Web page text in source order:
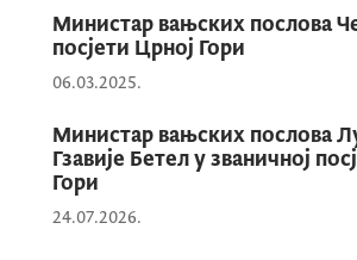
изјаве министара. Новинари,
репортери и видео сниматељи
„Горица” коришћењем годишње
Министар вањских послова
посјети Црној Гори
06.03.2025.
Министар вањских послова
Гзавије Бетел у званичној
Гори
24.07.2026.